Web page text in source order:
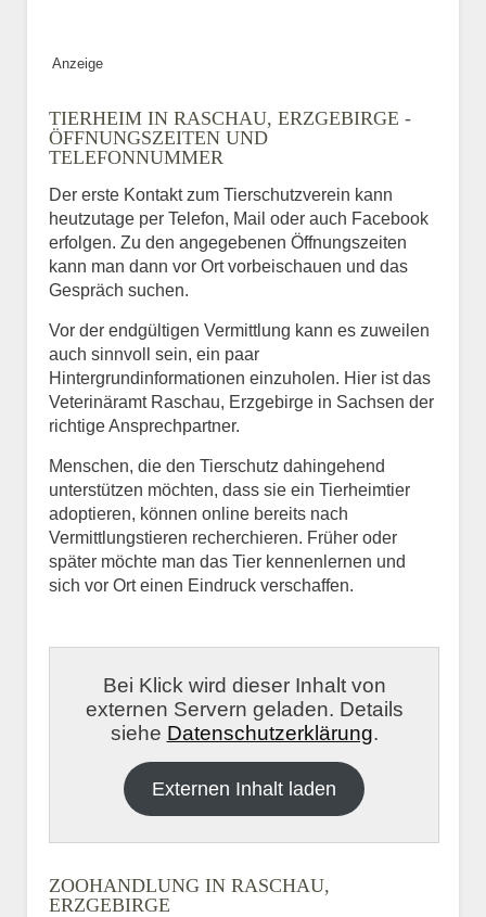
Anzeige
TIERHEIM IN RASCHAU, ERZGEBIRGE -
ÖFFNUNGSZEITEN UND
TELEFONNUMMER
Der erste Kontakt zum Tierschutzverein kann
heutzutage per Telefon, Mail oder auch Facebook
erfolgen. Zu den angegebenen Öffnungszeiten
kann man dann vor Ort vorbeischauen und das
Gespräch suchen.
Vor der endgültigen Vermittlung kann es zuweilen
auch sinnvoll sein, ein paar
Hintergrundinformationen einzuholen. Hier ist das
Veterinäramt Raschau, Erzgebirge in Sachsen der
richtige Ansprechpartner.
Menschen, die den Tierschutz dahingehend
unterstützen möchten, dass sie ein Tierheimtier
adoptieren, können online bereits nach
Vermittlungstieren recherchieren. Früher oder
später möchte man das Tier kennenlernen und
sich vor Ort einen Eindruck verschaffen.
Bei Klick wird dieser Inhalt von
externen Servern geladen. Details
siehe Datenschutzerklärung.
Externen Inhalt laden
ZOOHANDLUNG IN RASCHAU,
ERZGEBIRGE